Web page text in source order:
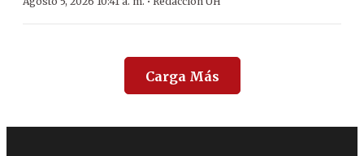
Carga Más